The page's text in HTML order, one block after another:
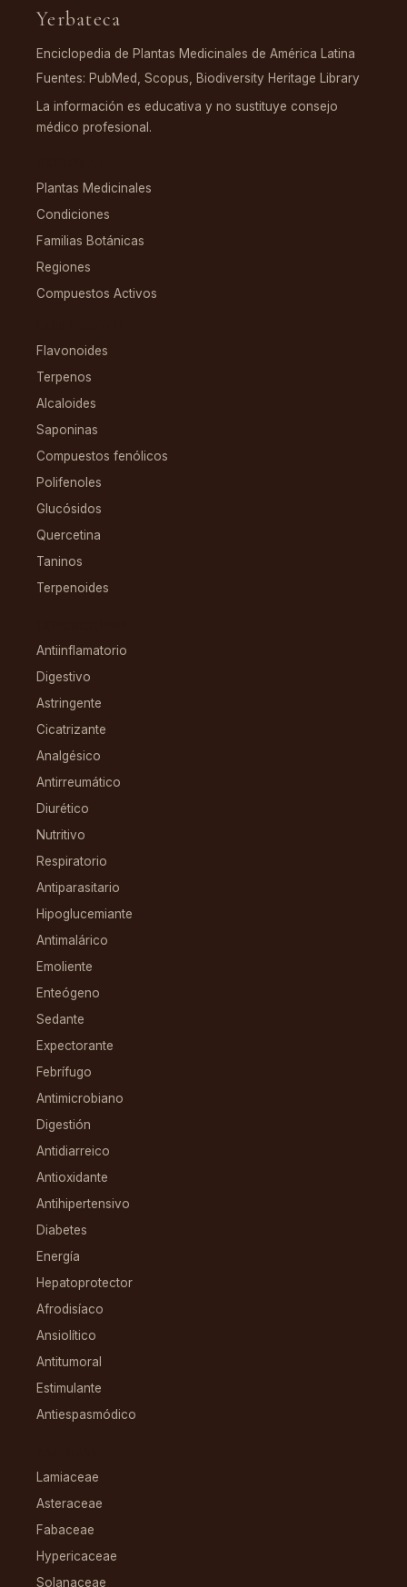
Yerbateca
Enciclopedia de Plantas Medicinales de América Latina
Fuentes: PubMed, Scopus, Biodiversity Heritage Library
La información es educativa y no sustituye consejo
médico profesional.
Plantas Medicinales
Condiciones
Familias Botánicas
Regiones
Compuestos Activos
Flavonoides
Terpenos
Alcaloides
Saponinas
Compuestos fenólicos
Polifenoles
Glucósidos
Quercetina
Taninos
Terpenoides
Antiinflamatorio
Digestivo
Astringente
Cicatrizante
Analgésico
Antirreumático
Diurético
Nutritivo
Respiratorio
Antiparasitario
Hipoglucemiante
Antimalárico
Emoliente
Enteógeno
Sedante
Expectorante
Febrífugo
Antimicrobiano
Digestión
Antidiarreico
Antioxidante
Antihipertensivo
Diabetes
Energía
Hepatoprotector
Afrodisíaco
Ansiolítico
Antitumoral
Estimulante
Antiespasmódico
Lamiaceae
Asteraceae
Fabaceae
Hypericaceae
Solanaceae